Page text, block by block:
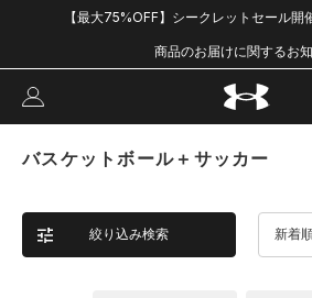
【最大75%OFF】シークレットセール開
商品のお届けに関するお
バスケットボール＋サッカー
絞り込み検索 新着